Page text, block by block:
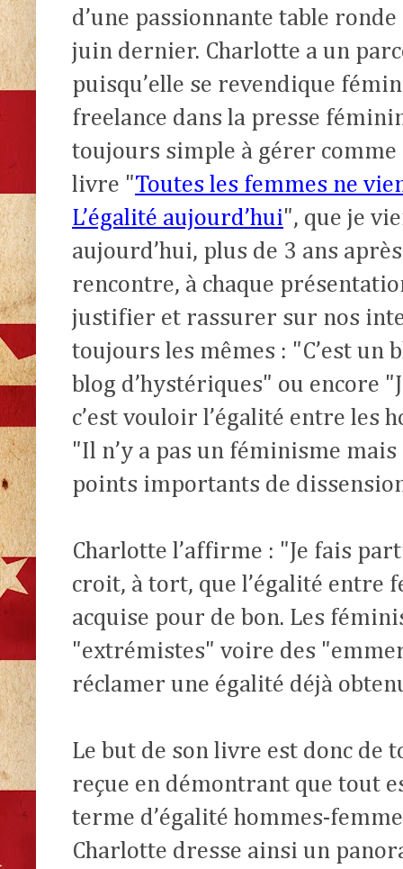
d’une passionnante table
juin dernier. Charlotte a un
puisqu’elle se revendique
freelance dans la presse
toujours simple à gérer comme
livre "Toutes les femmes ne
L’égalité aujourd’hui", que je
aujourd’hui, plus de 3 ans
rencontre, à chaque
justifier et rassurer sur nos
toujours les mêmes : "C’est un
blog d’hystériques" ou encore
c’est vouloir l’égalité entre les
"Il n’y a pas un féminisme
points importants de
Charlotte l’affirme : "Je fais
croit, à tort, que l’égalité entre
acquise pour de bon. Les
"extrémistes" voire des
réclamer une égalité déjà
Le but de son livre est donc de
reçue en démontrant que tout
terme d’égalité hommes-
Charlotte dresse ainsi un